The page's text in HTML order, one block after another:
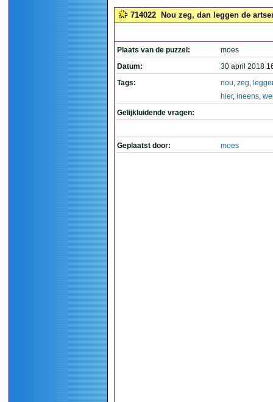
714022 Nou zeg, dan leggen de
Plaats van de puzzel:
moes
Datum:
30 april 2018
Tags:
nou, zeg,
hier, ineens,
Gelijkluidende vragen:
Geplaatst door: moes